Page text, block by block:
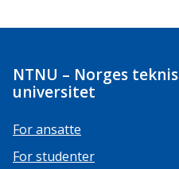
NTNU – Norges
universitet
For ansatte
For studenter